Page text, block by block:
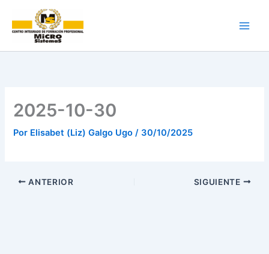
contenido
2025-10-30
Por Elisabet (Liz) Galgo Ugo/ 30/10/2025
ANTERIOR SIGUIENTE